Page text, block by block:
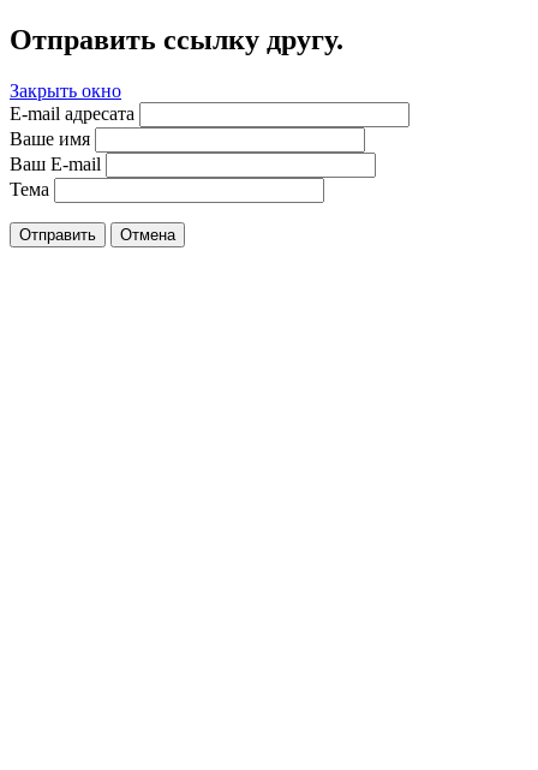
Отправить ссылку другу.
Закрыть окно
E-mail адресата
Ваше имя
Ваш E-mail
Тема
Отправить Отмена